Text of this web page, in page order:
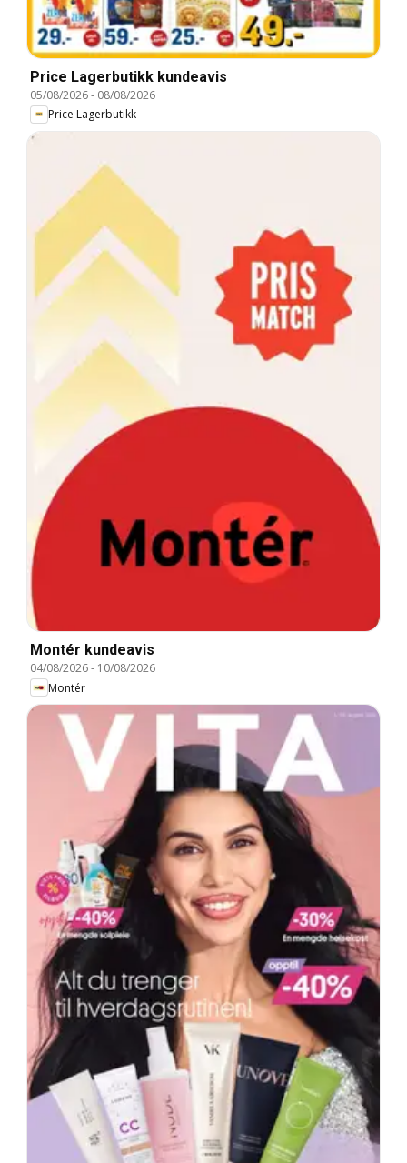
Price Lagerbutikk kundeavis
05/08/2026- 08/08/2026
Price Lagerbutikk
Montér kundeavis
04/08/2026- 10/08/2026
Montér